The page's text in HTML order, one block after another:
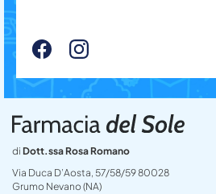
di Dott.ssa Rosa Romano
Via Duca D’Aosta, 57/58/59 80028
Grumo Nevano (NA)